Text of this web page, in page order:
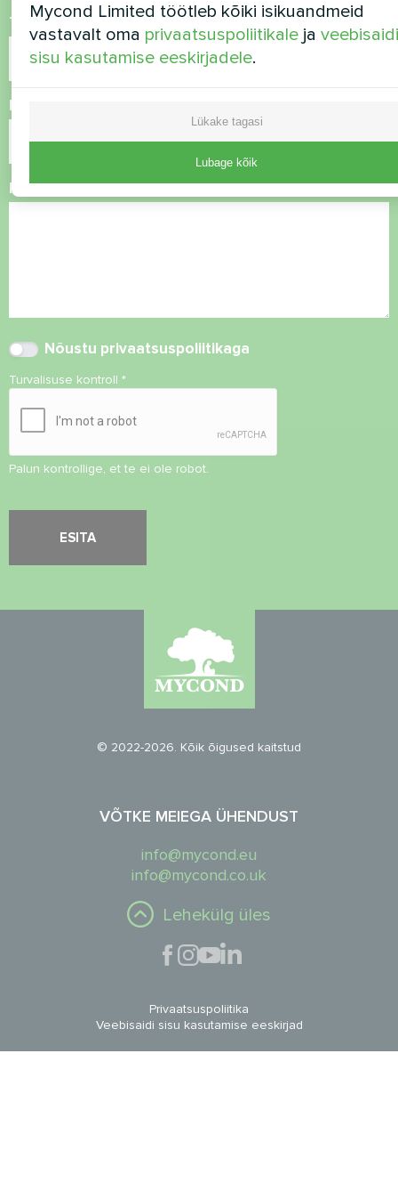
Telefoninumber
E-post
Kommentaar
Nõustu privaatsuspoliitikaga
Turvalisuse kontroll *
Palun kontrollige, et te ei ole robot.
© 2022-2026. Kõik õigused kaitstud
VÕTKE MEIEGA ÜHENDUST
info@mycond.eu
info@mycond.co.uk
Lehekülg üles
Privaatsuspoliitika
Veebisaidi sisu kasutamise eeskirjad
Mycond Limited töötleb kõiki isikuandmeid
vastavalt oma privaatsuspoliitikaleja veebisaidi
sisu kasutamise eeskirjadele.
Lükake tagasi
Lubage kõik